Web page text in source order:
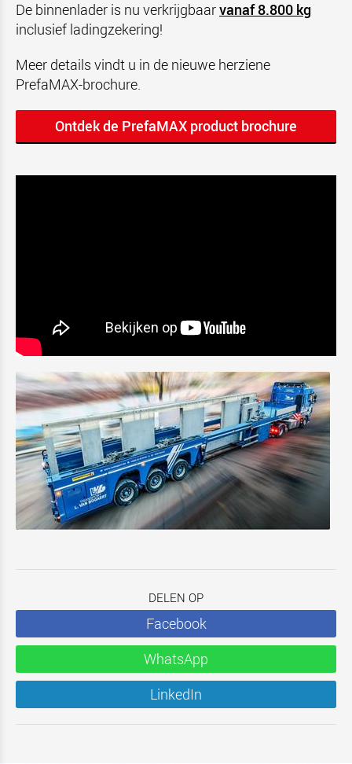
De binnenlader is nu verkrijgbaarvanaf 8.800 kg
inclusief ladingzekering!
Meer details vindt u in de nieuwe herziene
PrefaMAX-brochure.
Ontdek de PrefaMAX product brochure
DELEN OP
Facebook
WhatsApp
LinkedIn